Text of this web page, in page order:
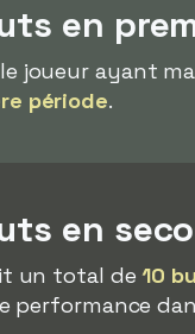
en
joueur ayant
période.
en
un total de10